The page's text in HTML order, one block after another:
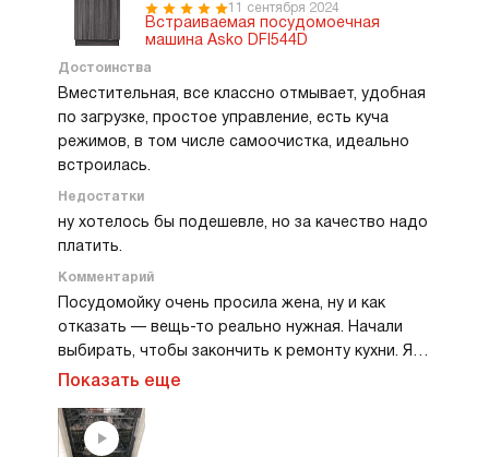
11 сентября 2024
Встраиваемая посудомоечная
машина Asko DFI544D
Достоинства
Вместительная, все классно отмывает, удобная
по загрузке, простое управление, есть куча
режимов, в том числе самоочистка, идеально
встроилась.
Недостатки
ну хотелось бы подешевле, но за качество надо
платить.
Комментарий
Посудомойку очень просила жена, ну и как
отказать — вещь-то реально нужная. Начали
выбирать, чтобы закончить к ремонту кухни. Я
хотел обязательно встроенную. Вся техника
выбивается. Супруга сказала, что ей главное
качество. Учел и постарался воплотить все
Показать еще